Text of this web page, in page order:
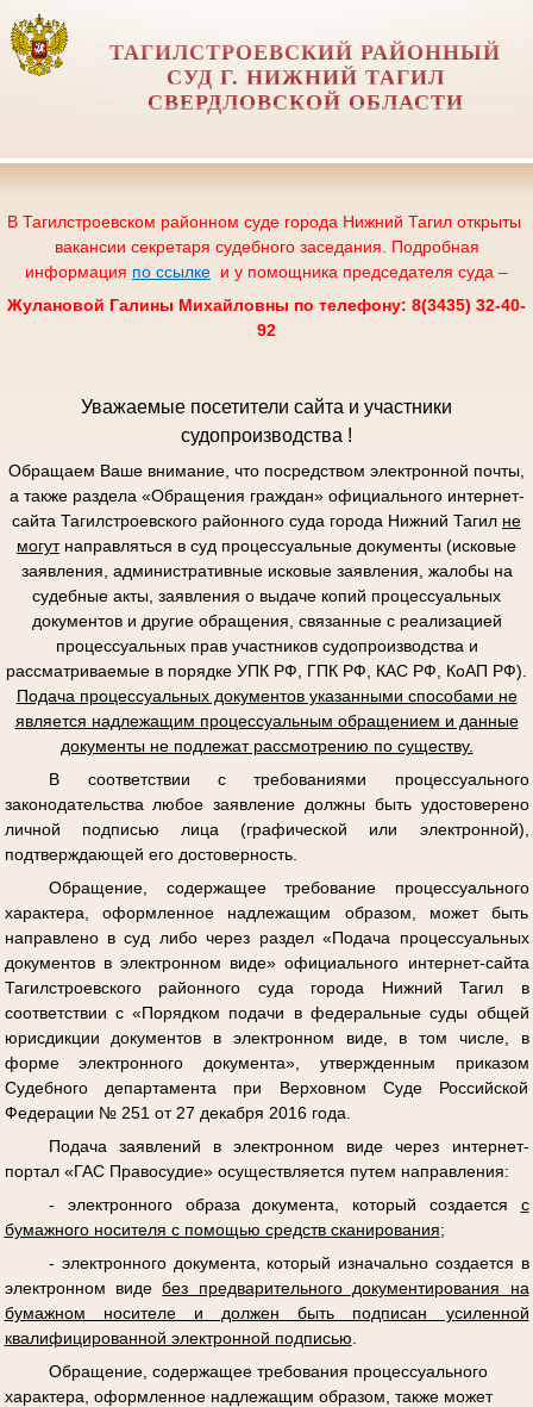
ТАГИЛСТРОЕВСКИЙ РАЙОННЫЙ
СУД Г. НИЖНИЙ ТАГИЛ
СВЕРДЛОВСКОЙ ОБЛАСТИ
В Тагилстроевском районном суде города Нижний Тагил открыты
вакансии секретаря судебного заседания. Подробная
информация по ссылке и у помощника председателя суда –
Жулановой Галины Михайловны по телефону: 8(3435) 32-40-
92
Уважаемые посетители сайта и участники
судопроизводства !
Обращаем Ваше внимание, что посредством электронной почты,
а также раздела «Обращения граждан» официального интернет-
сайта Тагилстроевского районного суда города Нижний Тагил не
могутнаправляться в суд процессуальные документы (исковые
заявления, административные исковые заявления, жалобы на
судебные акты, заявления о выдаче копий процессуальных
документов и другие обращения, связанные с реализацией
процессуальных прав участников судопроизводства и
рассматриваемые в порядке УПК РФ, ГПК РФ, КАС РФ, КоАП РФ).
Подача процессуальных документов указанными способами не
является надлежащим процессуальным обращением и данные
документы не подлежат рассмотрению по существу.
В соответствии с требованиями процессуального
законодательства любое заявление должны быть удостоверено
личной подписью лица (графической или электронной),
подтверждающей его достоверность.
Обращение, содержащее требование процессуального
характера, оформленное надлежащим образом, может быть
направлено в суд либо через раздел «Подача процессуальных
документов в электронном виде» официального интернет-сайта
Тагилстроевского районного суда города Нижний Тагил в
соответствии с «Порядком подачи в федеральные суды общей
юрисдикции документов в электронном виде, в том числе, в
форме электронного документа», утвержденным приказом
Судебного департамента при Верховном Суде Российской
Федерации № 251 от 27 декабря 2016 года.
Подача заявлений в электронном виде через интернет-
портал «ГАС Правосудие» осуществляется путем направления:
- электронного образа документа, который создается с
бумажного носителя с помощью средств сканирования;
- электронного документа, который изначально создается в
электронном видебез предварительного документирования на
бумажном носителе и должен быть подписан усиленной
квалифицированной электронной подписью
Обращение, содержащее требования процессуального
характера, оформленное надлежащим образом, также может